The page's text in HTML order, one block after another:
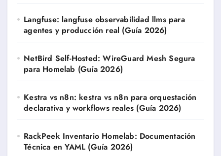
Langfuse: langfuse observabilidad llms para
agentes y producción real (Guía 2026)
NetBird Self-Hosted: WireGuard Mesh Segura
para Homelab (Guía 2026)
Kestra vs n8n: kestra vs n8n para orquestación
declarativa y workflows reales (Guía 2026)
RackPeek Inventario Homelab: Documentación
Técnica en YAML (Guía 2026)